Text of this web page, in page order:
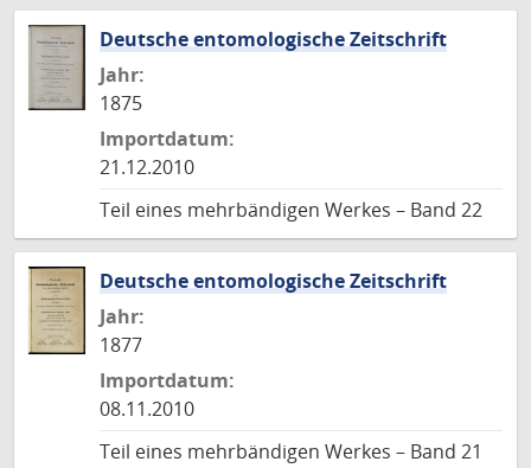
Deutsche entomologische Zeitschrift
Jahr:
1875
Importdatum:
21.12.2010
Teil eines mehrbändigen Werkes – Band 22
Deutsche entomologische Zeitschrift
Jahr:
1877
Importdatum:
08.11.2010
Teil eines mehrbändigen Werkes – Band 21